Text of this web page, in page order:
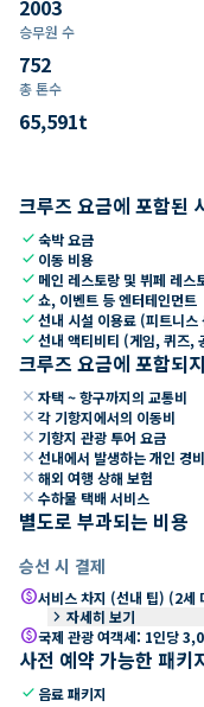
2003
승무원 수
752
총 톤수
65,591t
크루즈 요금에 포함된
check숙박 요금
check 이동 비용
check 메인 레스토랑 및 뷔페 레
check쇼, 이벤트 등 엔터테인먼트
check선내 시설 이용료 (피트니
check선내 액티비티 (게임, 퀴즈,
크루즈 요금에 포함되
close 자택 ~ 항구까지의 교통비
close 각 기항지에서의 이동비
close 기항지 관광 투어 요금
close 선내에서 발생하는 개인 경
close 해외 여행 상해 보험
close 수하물 택배 서비스
별도로 부과되는 비용
승선 시 결제
paid서비스 차지 (선내 팁) (2세
keyboard_arrow_right 자세히 보기
paid국제 관광 여객세: 1인당
사전 예약 가능한 패키
check 음료 패키지